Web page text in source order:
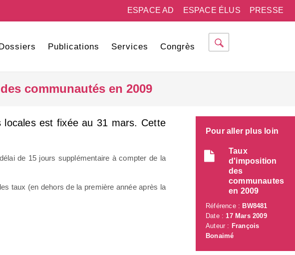
PRESSE
ESPACE ÉLUS
ESPACE AD
Publications Services Congrès
communautés en 2009
est fixée au 31 mars. Cette
de 15 jours supplémentaire à compter de la
taux (en dehors de la première année après la
Pour aller plus loin
Taux
d'imposition
des
communautes
en 2009
Référence : BW8481
Date :17 Mars 2009
Auteur : François
Bonaimé